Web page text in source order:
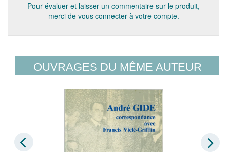
Pour évaluer et laisser un commentaire sur le produit,
merci de vous connecter à votre compte.
OUVRAGES DU MÊME AUTEUR